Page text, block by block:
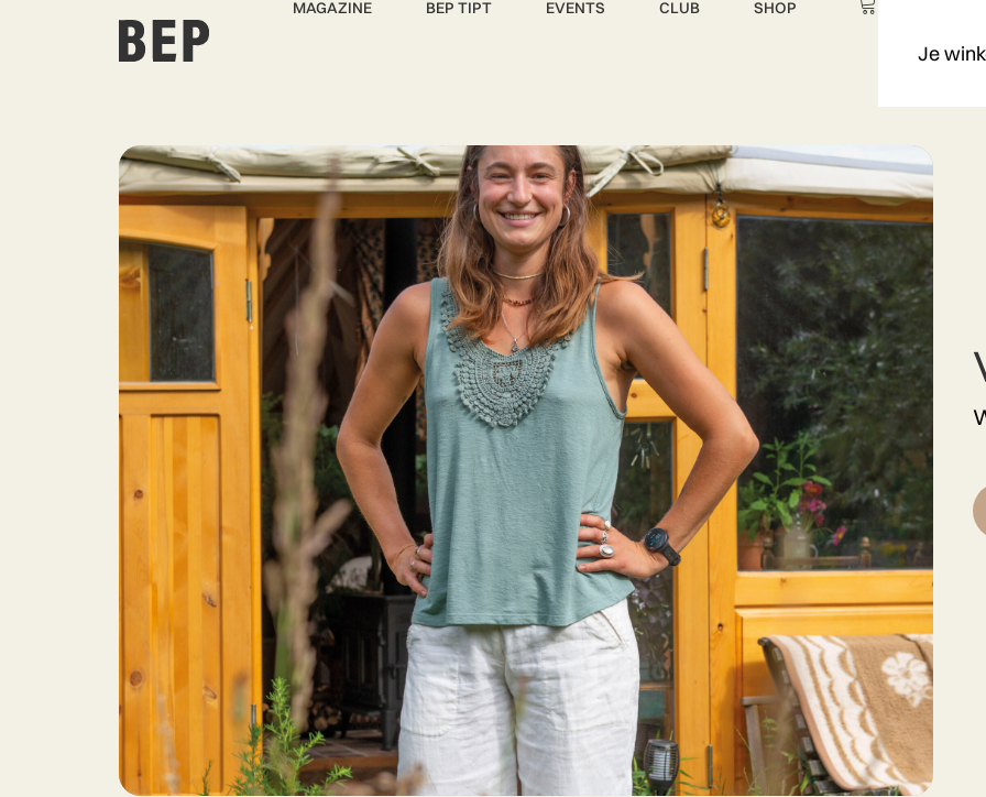
MAGAZINE BEP TIPT EVENTS CLUB SHOP
Je